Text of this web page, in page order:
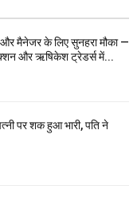
और मैनेजर के लिए सुनहरा मौका —
और ऋषिकेश ट्रेडर्स में...
पर शक हुआ भारी, पति ने